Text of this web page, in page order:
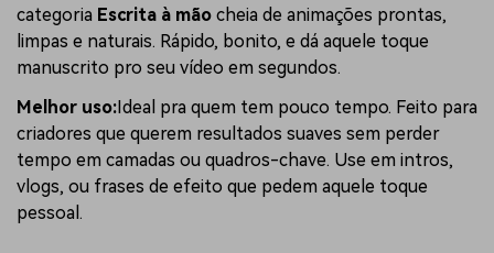
categoria Escrita à mão cheia de animações prontas,
limpas e naturais. Rápido, bonito, e dá aquele toque
manuscrito pro seu vídeo em segundos.
Melhor uso: Ideal pra quem tem pouco tempo. Feito para
criadores que querem resultados suaves sem perder
tempo em camadas ou quadros-chave. Use em intros,
vlogs, ou frases de efeito que pedem aquele toque
pessoal.